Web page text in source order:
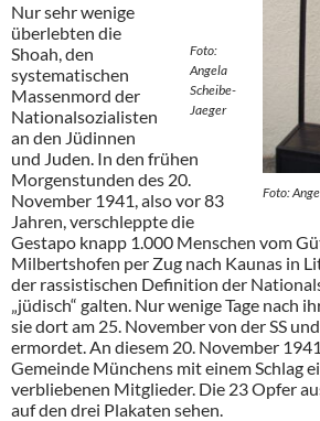
Foto:
Foto:
Angela
Scheibe-
Jaeger
Nur sehr wenige
überlebten die
Shoah, den
systematischen
Massenmord der
Nationalsozialisten
an den Jüdinnen
und Juden. In den frühen
Morgenstunden des 20.
November 1941, also vor 83
Jahren, verschleppte die
Gestapo knapp 1.000 Menschen vom
Milbertshofen per Zug nach Kaunas in
der rassistischen Definition der
„jüdisch“ galten. Nur wenige Tage nach
sie dort am 25. November von der SS
ermordet. An diesem 20. November
Gemeinde Münchens mit einem Schlag
verbliebenen Mitglieder. Die 23 Opfer
auf den drei Plakaten sehen.